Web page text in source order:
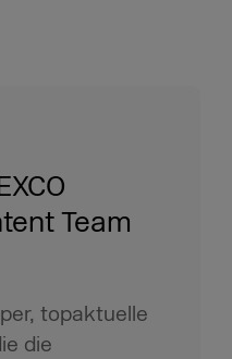
Team
topaktuelle
die